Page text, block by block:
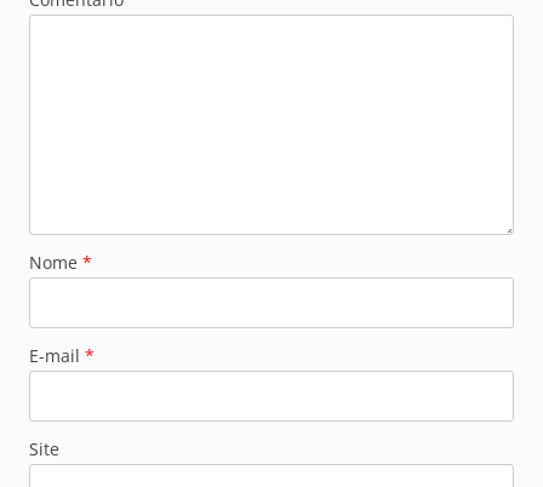
Nome *
E-mail *
Site